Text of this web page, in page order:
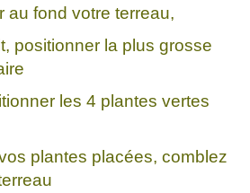
au fond votre terreau,
positionner la plus grosse
les 4 plantes vertes
plantes placées, comblez